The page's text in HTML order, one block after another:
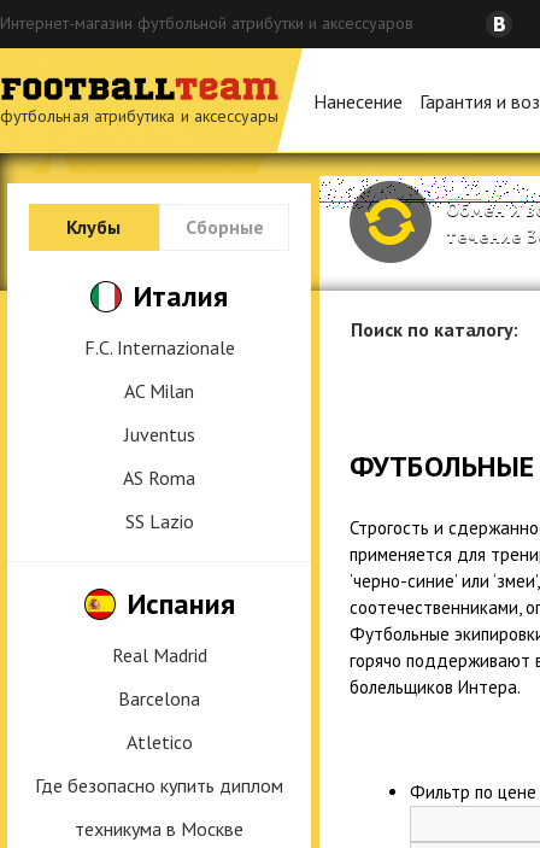
Интернет-магазин футбольной атрибутки и аксессуаров
футбольная атрибутика и аксессуары
Нанесение Гарантия и
Поиск по каталогу:
Обмен и
течение
Клубы Сборные
Италия
F.C. Internazionale
AC Milan
Juventus
AS Roma
SS Lazio
Испания
Real Madrid
Barcelona
Atletico
Где безопасно купить диплом
техникума в Москве
Строгость и
применяется для
‘черно-синие’ или
соотечественниками,
Футбольные
горячо поддерживают
болельщиков Интера.
Фильтр по цене